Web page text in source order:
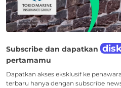
Subscribe dan dapatkan
pertamamu
Dapatkan akses eksklusif ke
terbaru hanya dengan subscribe